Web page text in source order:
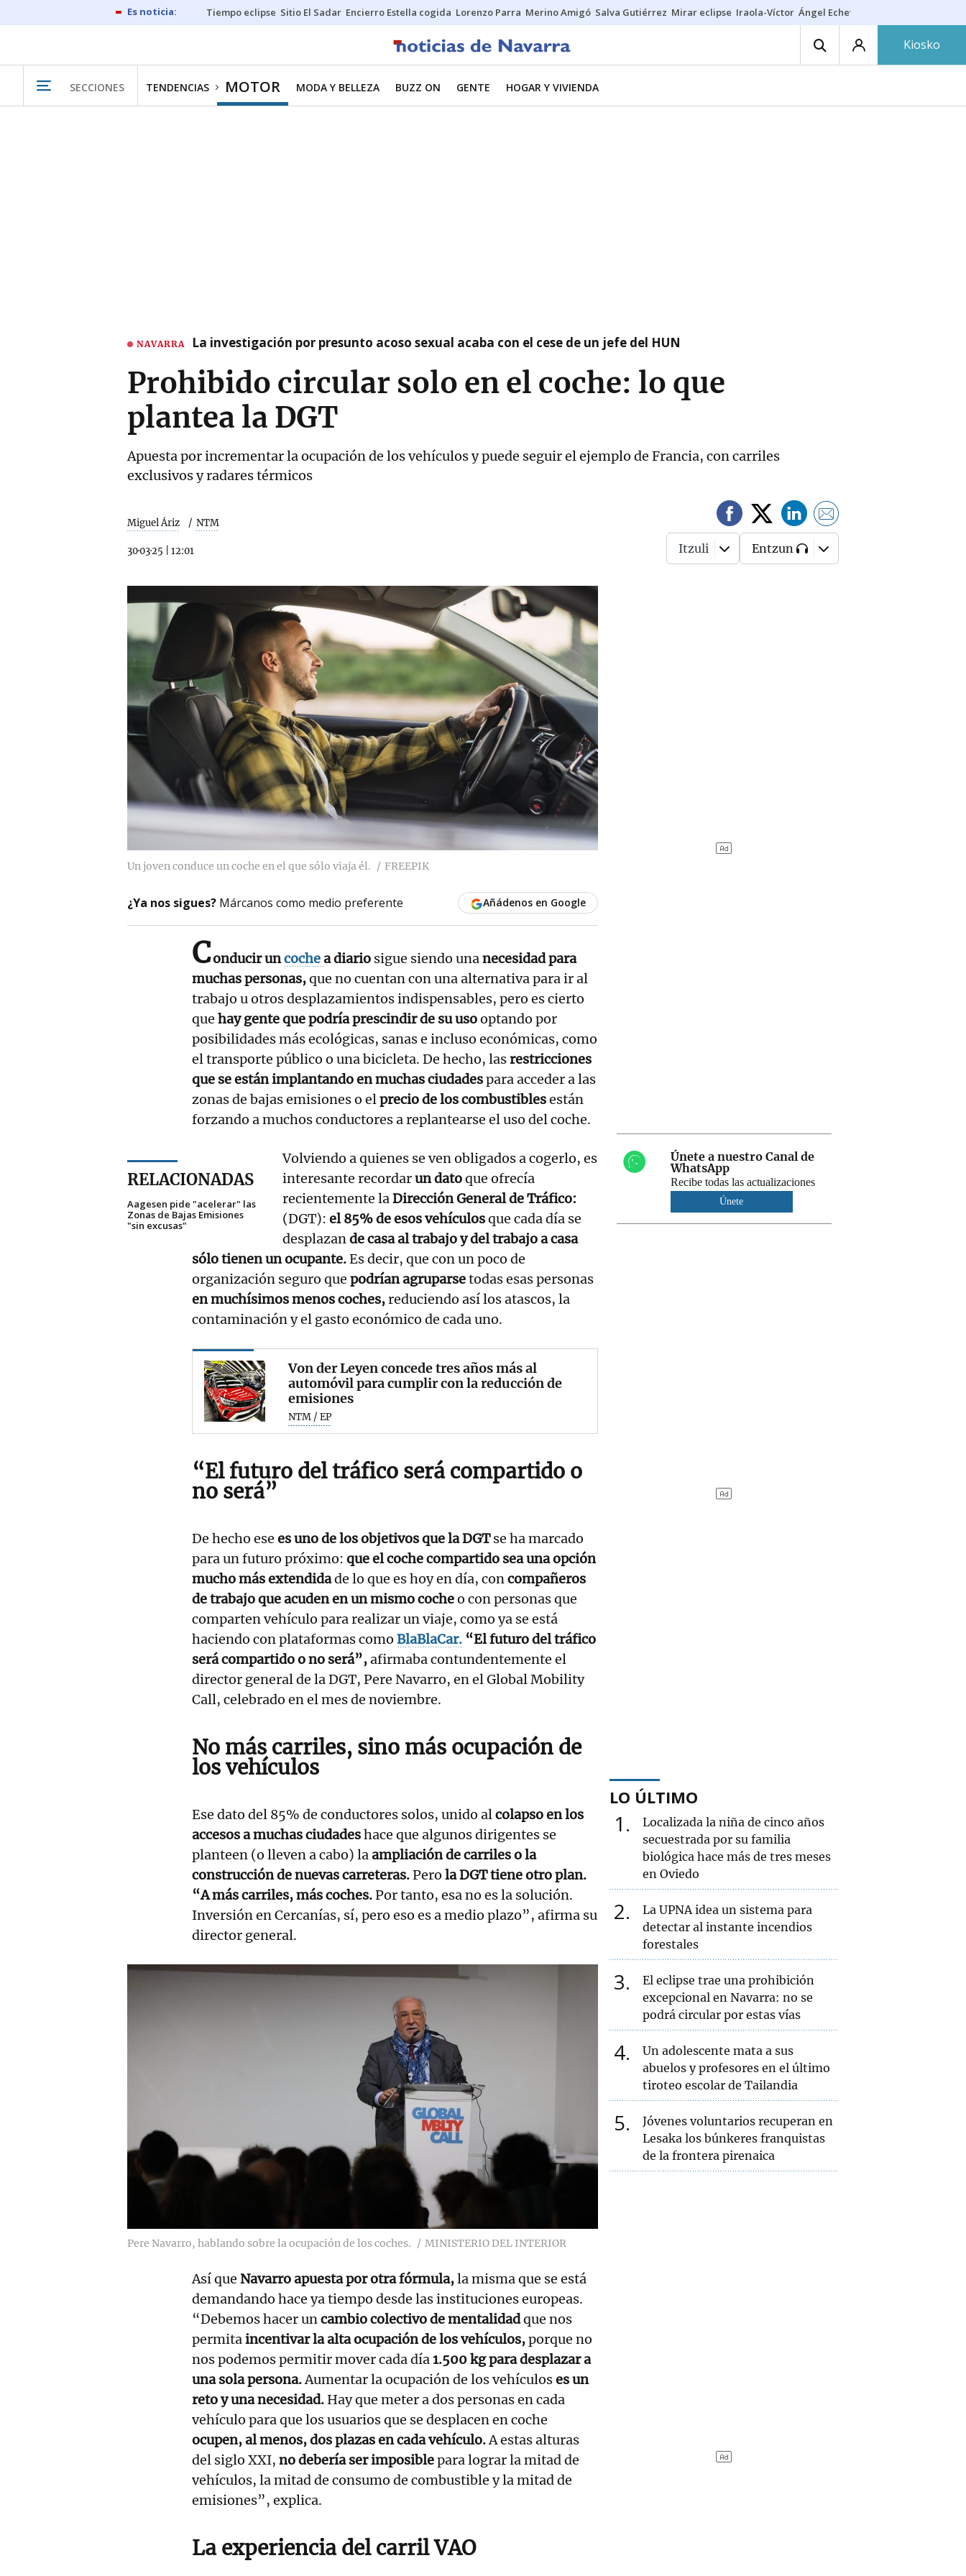
Tiempo eclipse Sitio El Sadar Encierro Estella cogida Lorenzo Parra Merino Amigó Salva Gutiérrez Mirar eclipse Iraola-Víctor Ángel Echeverría
Kiosko
SECCIONES TENDENCIAS MOTOR MODA Y BELLEZA BUZZ ON GENTE HOGAR Y VIVIENDA
NAVARRA La investigación por presunto acoso sexual acaba con el cese de un jefe del HUN
Prohibido circular solo en el coche: lo que
plantea la DGT
Apuesta por incrementar la ocupación de los vehículos y puede seguir el ejemplo de Francia, con carriles
exclusivos y radares térmicos
Miguel Áriz NTM
30·03·25 12:01 Itzuli Entzun
Un joven conduce un coche en el que sólo viaja él. FREEPIK
¿Ya nos sigues? Márcanos como medio preferente Añádenos en Google
Conducir uncochea diario sigue siendo unanecesidad para
muchas personas,que no cuentan con una alternativa para ir al
trabajo u otros desplazamientos indispensables, pero es cierto
que hay gente que podría prescindir de su usooptando por
posibilidades más ecológicas, sanas e incluso económicas, como
el transporte público o una bicicleta. De hecho, lasrestricciones
que se están implantando en muchas ciudadespara acceder a las
zonas de bajas emisiones o elprecio de los combustiblesestán
forzando a muchos conductores a replantearse el uso del coche.
RELACIONADAS
Aagesen pide "acelerar" las
Zonas de Bajas Emisiones
"sin excusas"
Volviendo a quienes se ven obligados a cogerlo, es
interesante recordarun datoque ofrecía
recientemente laDirección General de Tráfico:
(DGT): el 85% de esos vehículosque cada día se
desplazande casa al trabajo y del trabajo a casa
sólo tienen un ocupante.Es decir, que con un poco de
organización seguro que podrían agruparsetodas esas personas
en muchísimos menos coches,reduciendo así los atascos, la
contaminación y el gasto económico de cada uno.
Von der Leyen concede tres años más al
automóvil para cumplir con la reducción de
emisiones
NTM / EP
“El futuro del tráfico será compartido o
no será”
De hecho ese es uno de los objetivos que la DGTse ha marcado
para un futuro próximo: que el coche compartido sea una opción
mucho más extendidade lo que es hoy en día, concompañeros
de trabajo que acuden en un mismo cocheo con personas que
comparten vehículo para realizar un viaje, como ya se está
haciendo con plataformas como BlaBlaCar. “El futuro del tráfico
será compartido o no será”,afirmaba contundentemente el
director general de la DGT, Pere Navarro, en el Global Mobility
Call, celebrado en el mes de noviembre.
No más carriles, sino más ocupación de
los vehículos
Ese dato del 85% de conductores solos, unido alcolapso en los
accesos a muchas ciudadeshace que algunos dirigentes se
planteen (o lleven a cabo) laampliación de carriles o la
construcción de nuevas carreteras.Pero la DGT tiene otro plan.
“A más carriles, más coches.Por tanto, esa no es la solución.
Inversión en Cercanías, sí, pero eso es a medio plazo”, afirma su
director general.
Pere Navarro, hablando sobre la ocupación de los coches. MINISTERIO DEL INTERIOR
Así que Navarro apuesta por otra fórmula,la misma que se está
demandando hace ya tiempo desde las instituciones europeas.
“Debemos hacer uncambio colectivo de mentalidadque nos
permitaincentivar la alta ocupación de los vehículos,porque no
nos podemos permitir mover cada día1.500 kg para desplazar a
una sola persona.Aumentar la ocupación de los vehículoses un
reto y una necesidad. Hay que meter a dos personas en cada
vehículo para que los usuarios que se desplacen en coche
ocupen, al menos, dos plazas en cada vehículo.A estas alturas
del siglo XXI, no debería ser imposiblepara lograr la mitad de
vehículos, la mitad de consumo de combustible y la mitad de
emisiones”, explica.
La experiencia del carril VAO
Únete a nuestro Canal de
WhatsApp
Recibe todas las actualizaciones
Únete
LO ÚLTIMO
1
Localizada la niña de cinco años
secuestrada por su familia
biológica hace más de tres meses
en Oviedo
2
La UPNA idea un sistema para
detectar al instante incendios
forestales
3
El eclipse trae una prohibición
excepcional en Navarra: no se
podrá circular por estas vías
4
Un adolescente mata a sus
abuelos y profesores en el último
tiroteo escolar de Tailandia
5
Jóvenes voluntarios recuperan en
Lesaka los búnkeres franquistas
de la frontera pirenaica